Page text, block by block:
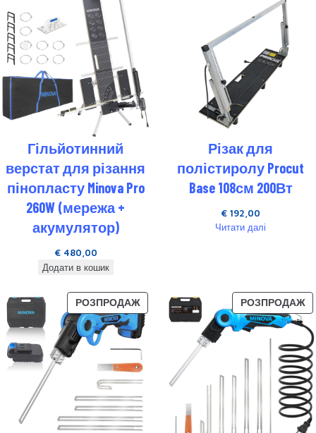
Гільйотинний
верстат для різання
пінопласту Minova Pro
260W (мережа +
акумулятор)
€480,00
Додати в кошик
Різак для
полістиролу Procut
Base 108см 200Вт
€ 192,00
Читати далі
РОЗПРОДАЖ РОЗПРОДАЖ